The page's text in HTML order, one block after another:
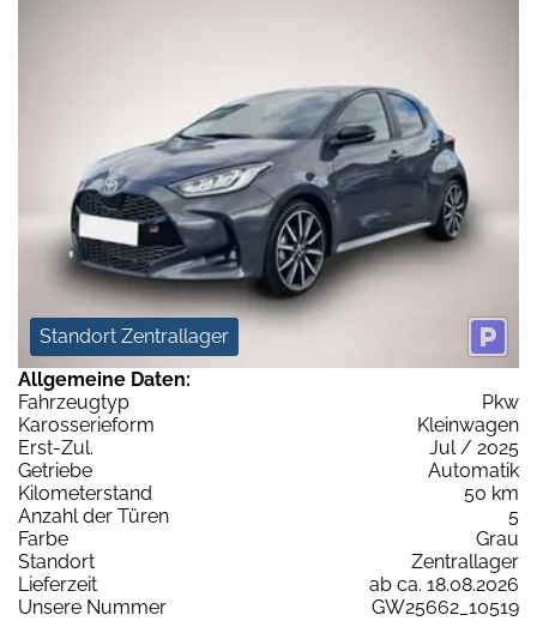
Standort Zentrallager
Allgemeine Daten:
Fahrzeugtyp
Pkw
Karosserieform
Kleinwagen
Erst-Zul.
Jul / 2025
Getriebe
Automatik
Kilometerstand
50 km
Anzahl der Türen
5
Farbe
Grau
Standort
Zentrallager
Lieferzeit
ab ca. 18.08.2026
Unsere Nummer
GW25662_10519